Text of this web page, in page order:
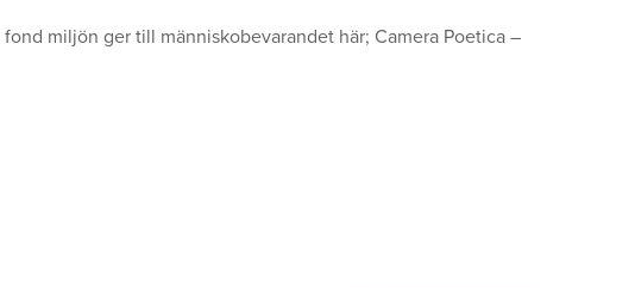
miljön ger till människobevarandet här; Camera Poetica –